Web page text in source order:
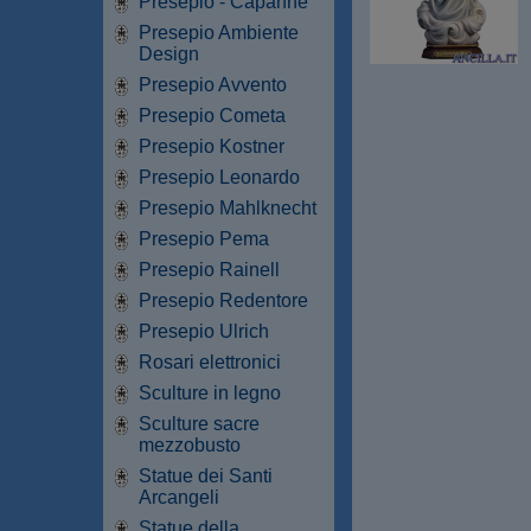
Presepio Ambiente
Design
Presepio Avvento
Presepio Cometa
Presepio Kostner
Presepio Leonardo
Presepio Mahlknecht
Presepio Pema
Presepio Rainell
Presepio Redentore
Presepio Ulrich
Rosari elettronici
Sculture in legno
Sculture sacre
mezzobusto
Statue dei Santi
Arcangeli